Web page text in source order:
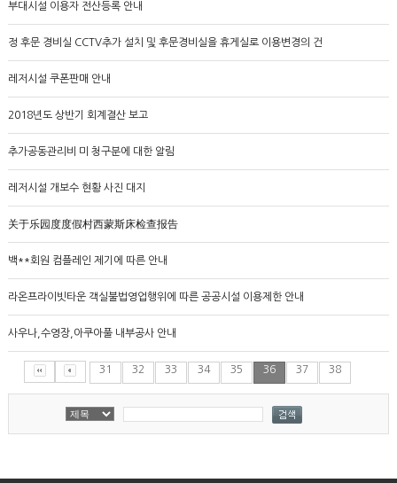
부대시설 이용자 전산등록 안내
정 후문 경비실 CCTV추가 설치 및 후문경비실을 휴게실로 이용변경의 건
레저시설 쿠폰판매 안내
2018년도 상반기 회계결산 보고
추가공동관리비 미 청구분에 대한 알림
레저시설 개보수 현황 사진 대지
关于乐园度度假村西蒙斯床检查报告
백**회원 컴플레인 제기에 따른 안내
라온프라이빗타운 객실불법영업행위에 따른 공공시설 이용제한 안내
사우나,수영장,아쿠아풀 내부공사 안내
31 32 33 34 35 36 37 38